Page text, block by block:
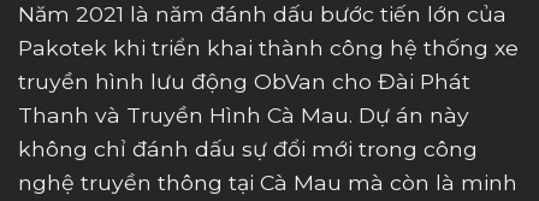
Năm 2021 là năm đánh dấu bước tiến lớn của
Pakotek khi triển khai thành công hệ thống xe
truyền hình lưu động ObVan cho Đài Phát
Thanh và Truyền Hình Cà Mau. Dự án này
không chỉ đánh dấu sự đổi mới trong công
nghệ truyền thông tại Cà Mau mà còn là minh